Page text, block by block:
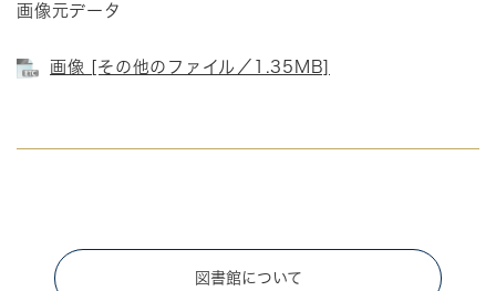
画像元データ
画像 [その他のファイル／1.35MB]
図書館について